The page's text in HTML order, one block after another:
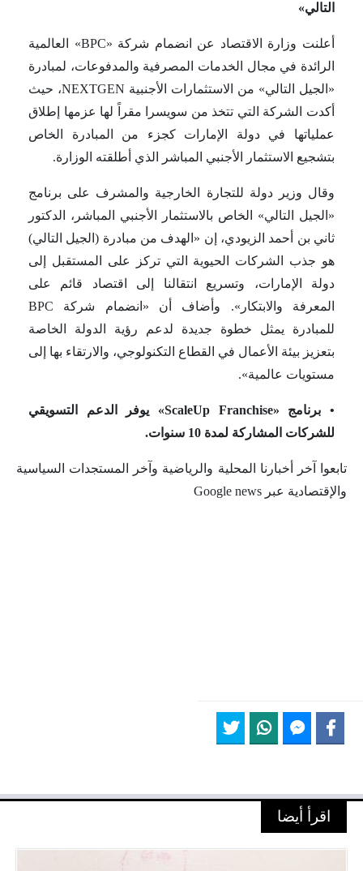
التالي»
أعلنت وزارة الاقتصاد عن انضمام شركة «BPC» العالمية
الرائدة في مجال الخدمات المصرفية والمدفوعات، لمبادرة
«الجيل التالي» من الاستثمارات الأجنبية NEXTGEN، حيث
أكدت الشركة التي تتخذ من سويسرا مقراً لها عزمها إطلاق
عملياتها في دولة الإمارات كجزء من المبادرة الخاص
بتشجيع الاستثمار الأجنبي المباشر الذي أطلقته الوزارة.
وقال وزير دولة للتجارة الخارجية والمشرف على برنامج
«الجيل التالي» الخاص بالاستثمار الأجنبي المباشر، الدكتور
ثاني بن أحمد الزيودي، إن «الهدف من مبادرة (الجيل التالي)
هو جذب الشركات الحيوية التي تركز على المستقبل إلى
دولة الإمارات، وتسريع انتقالنا إلى اقتصاد قائم على
المعرفة والابتكار». وأضاف أن «انضمام شركة BPC
للمبادرة يمثل خطوة جديدة لدعم رؤية الدولة الخاصة
بتعزيز بيئة الأعمال في القطاع التكنولوجي، والارتقاء بها إلى
مستويات عالمية».
• برنامج «ScaleUp Franchise» يوفر الدعم التسويقي
للشركات المشاركة لمدة 10 سنوات.
تابعوا آخر أخبارنا المحلية والرياضية وآخر المستجدات السياسية
والإقتصادية عبر Google news
اقرأ أيضا